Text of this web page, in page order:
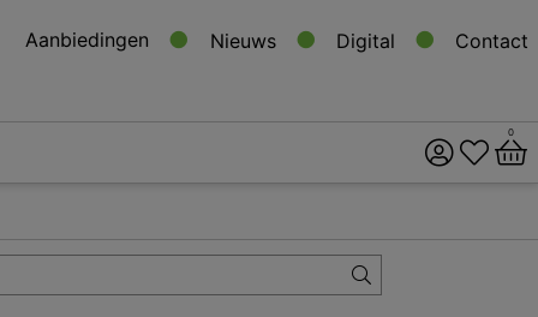
Aanbiedingen Nieuws Digital Contact
0